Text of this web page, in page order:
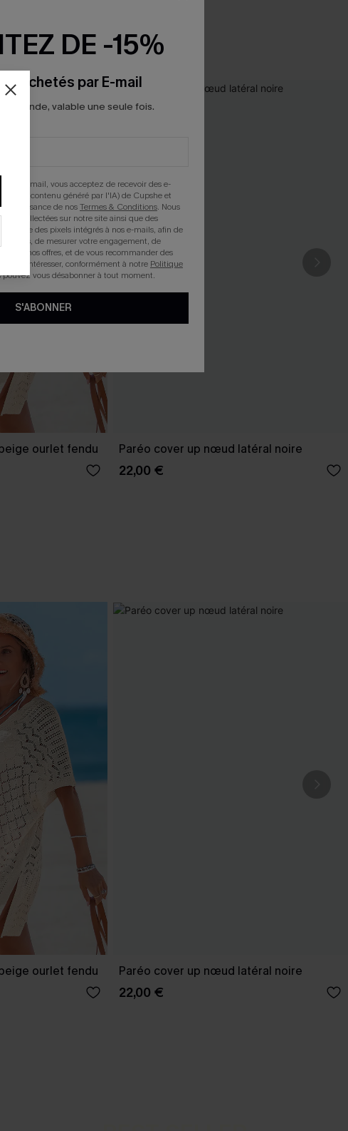
ourlet fendu Paréo cover up nœud latéral noire
22,00 €
ourlet fendu Paréo cover up nœud latéral noire
22,00 €
DE -15%
2 Achetés par E-mail
valable une seule fois.
e-mail, vous acceptez de recevoir des e-
du contenu généré par l'IA) de Cupshe et
de nosTermes & Conditions. Nous
collectées sur notre site ainsi que des
que des pixels intégrés à nos e-mails, afin de
ouverts, de mesurer votre engagement, de
et nos offres, et de vous recommander des
vous intéresser, conformément à notre Politique
pouvez vous désabonner à tout moment.
S'ABONNER